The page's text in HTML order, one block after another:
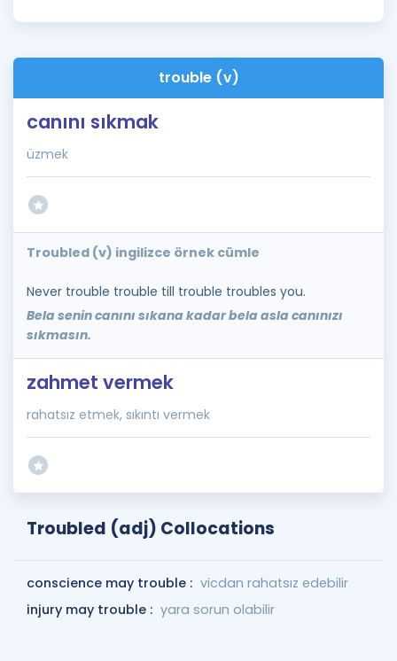
İngilizce Gramer
trouble (v)
canını sıkmak
üzmek
Troubled (v) ingilizce örnek cümle
Never trouble trouble till trouble troubles you.
Bela senin canını sıkana kadar bela asla canınızı
sıkmasın.
zahmet vermek
rahatsız etmek, sıkıntı vermek
Troubled (adj) Collocations
conscience may trouble : vicdan rahatsız edebilir
injury may trouble : yara sorun olabilir